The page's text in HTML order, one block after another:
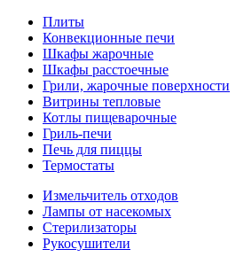
Плиты
Конвекционные печи
Шкафы жарочные
Шкафы расстоечные
Грили, жарочные поверхности
Витрины тепловые
Котлы пищеварочные
Гриль-печи
Печь для пиццы
Термостаты
Измельчитель отходов
Лампы от насекомых
Стерилизаторы
Рукосушители